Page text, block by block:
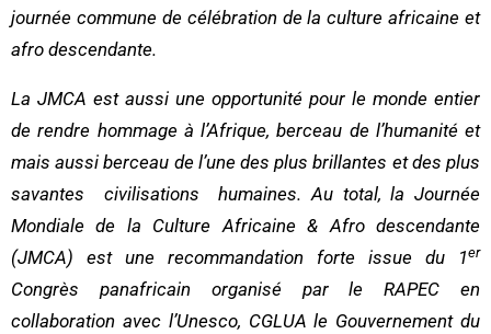
journée commune de célébration de la culture africaine et
afro descendante.
La JMCA est aussi une opportunité pour le monde entier
de rendre hommage à l’Afrique, berceau de l’humanité et
mais aussi berceau de l’une des plus brillantes et des plus
savantes civilisations humaines. Au total, la Journée
Mondiale de la Culture Africaine & Afro descendante
(JMCA) est une recommandation forte issue du 1er
Congrès panafricain organisé par le RAPEC en
collaboration avec l’Unesco, CGLUA le Gouvernement du